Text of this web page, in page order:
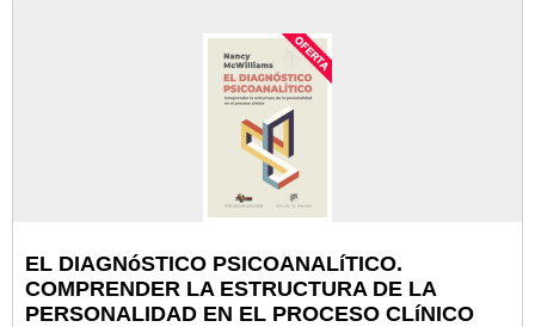
EL DIAGNóSTICO PSICOANALíTICO.
COMPRENDER LA ESTRUCTURA DE LA
PERSONALIDAD EN EL PROCESO CLíNICO